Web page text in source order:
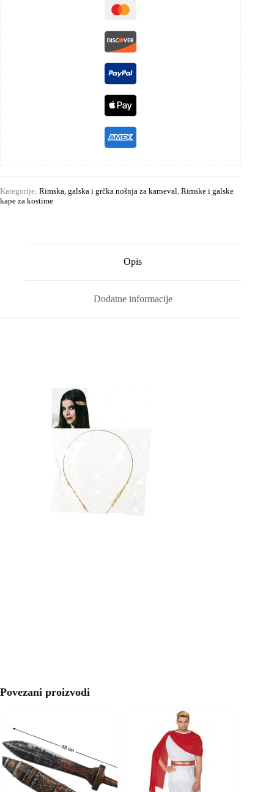
Kategorije: Rimska, galska i grčka nošnja za karneval, Rimske i galske
kape za kostime
Opis
Dodatne informacije
Povezani proizvodi